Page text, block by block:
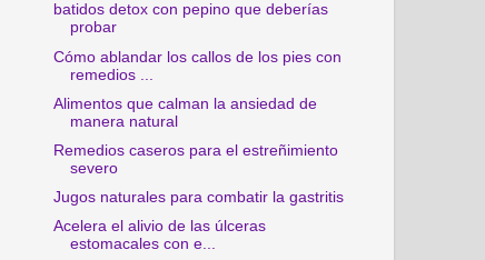
batidos detox con pepino que deberías
probar
Cómo ablandar los callos de los pies con
remedios ...
Alimentos que calman la ansiedad de
manera natural
Remedios caseros para el estreñimiento
severo
Jugos naturales para combatir la gastritis
Acelera el alivio de las úlceras
estomacales con e...